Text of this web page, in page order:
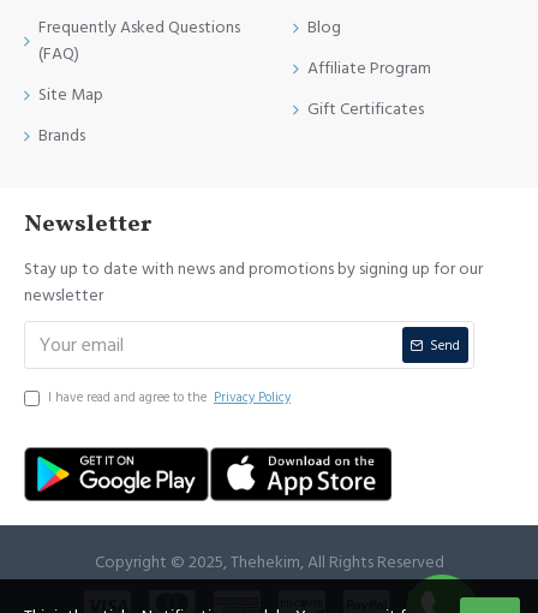
Frequently Asked Questions
(FAQ)
Site Map
Brands
Blog
Affiliate Program
Gift Certificates
Newsletter
Stay up to date with news and promotions by signing up for our
newsletter
Send
I have read and agree to the Privacy Policy
Copyright © 2025, Thehekim, All Rights Reserved